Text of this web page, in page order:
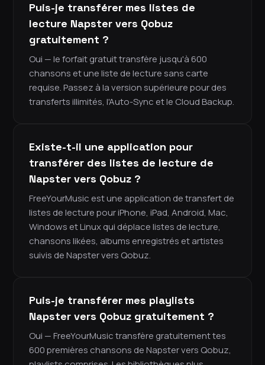
Puis-je transférer mes listes de
lecture Napster vers Qobuz
gratuitement ?
Oui — le forfait gratuit transfère jusqu'à 600
chansons et une liste de lecture sans carte
requise. Passez à la version supérieure pour des
transferts illimités, l'Auto-Sync et le Cloud Backup.
Existe-t-il une application pour
transférer des listes de lecture de
Napster vers Qobuz ?
FreeYourMusic est une application de transfert de
listes de lecture pour iPhone, iPad, Android, Mac,
Windows et Linux qui déplace listes de lecture,
chansons likées, albums enregistrés et artistes
suivis de Napster vers Qobuz.
Puis-je transférer mes playlists
Napster vers Qobuz gratuitement ?
Oui — FreeYourMusic transfère gratuitement tes
600 premières chansons de Napster vers Qobuz,